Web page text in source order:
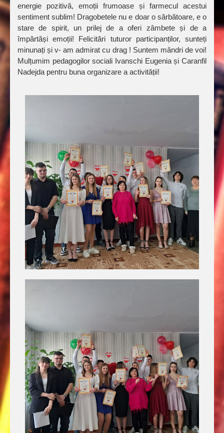
energie pozitivă, emoții frumoase și farmecul acestui
sentiment sublim! Dragobetele nu e doar o sărbătoare, e o
stare de spirit, un prilej de a oferi zâmbete și de a
împărtăși emoții! Felicitări tuturor participanților, sunteți
minunați și v- am admirat cu drag ! Suntem mândri de voi!
Mulțumim pedagogilor sociali Ivanschi Eugenia și Caranfil
Nadejda pentru buna organizare a activității!